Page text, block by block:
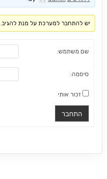
יש להתחבר למערכת על מנת להגיב.
שם משתמש:
סיסמה:
זכור אותי
התחבר